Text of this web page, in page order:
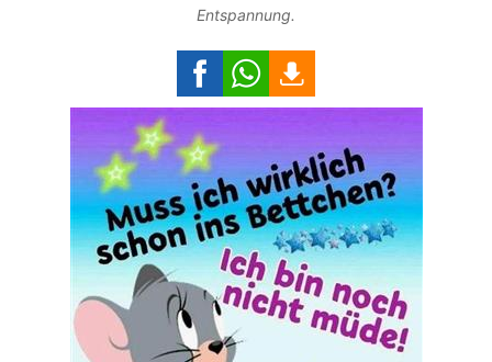
Entspannung.